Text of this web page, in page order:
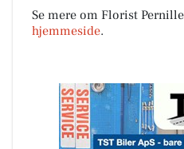
Se mere om Florist
hjemmeside.